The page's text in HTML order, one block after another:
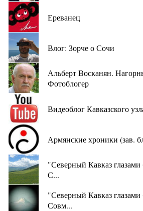
Ереванец
Влог: Зорче о Сочи
Альберт Восканян.
Фотоблогер
Видеоблог Кавказского
Армянские хроники (зав.
"Северный Кавказ глазами
С...
"Северный Кавказ
Совм...